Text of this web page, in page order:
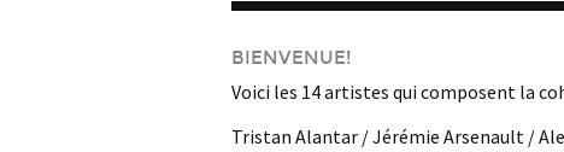
BIENVENUE!
Voici les 14 artistes qui composent la
Tristan Alantar / Jérémie Arsenault /